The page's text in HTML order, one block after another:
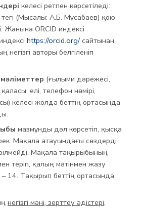
келесі ретпен көрсетіледі:
(Мысалы: А.Б. Мұсабаев) қою
Жанына ORCID индексі
https://orcid.org/сайтынан
авторы белгіленіп
(ғылыми дәрежесі,
елі, телефон нөмірі,
келесі жолда беттің ортасында
мазмұнды дәл көрсетіп, қысқа
Мақала атауындағы сөздерді
Мақала тақырыбының
теріп, қалың мәтінмен жазу
– 14. Тақырып беттің ортасында
негізгі мәні, зерттеу әдістері,